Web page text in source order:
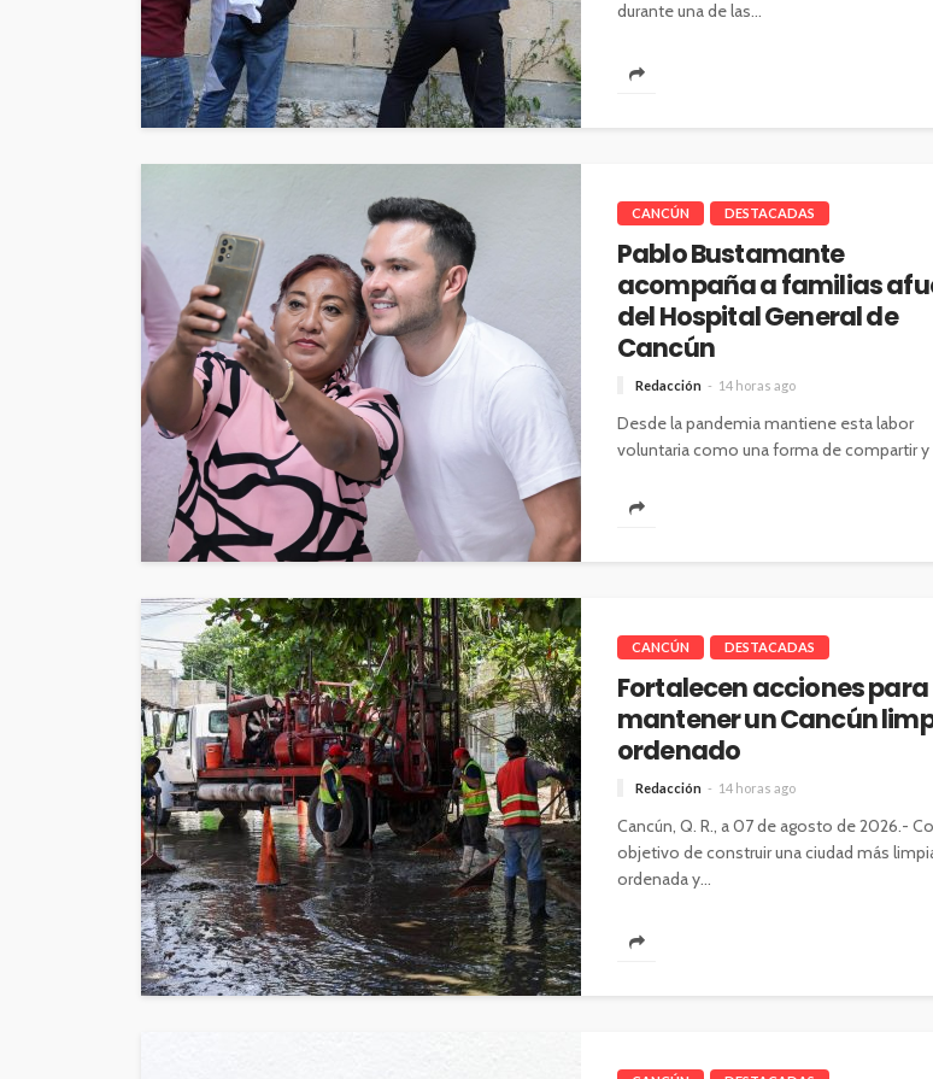
durante una de las...
CANCÚN DESTACADAS
Pablo Bustamante
acompaña a familias
del Hospital General de
Cancún
Redacción 14 horas ago
Desde la pandemia mantiene esta labor
voluntaria como una forma de compartir y
CANCÚN DESTACADAS
Fortalecen acciones para
mantener un Cancún
ordenado
Redacción 14 horas ago
Cancún, Q. R., a 07 de agosto de 2026.-
objetivo de construir una ciudad más
ordenada y...